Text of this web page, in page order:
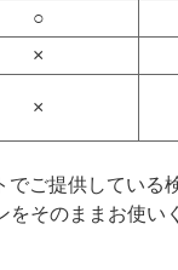
○
×
×
ご提供している
そのままお使い